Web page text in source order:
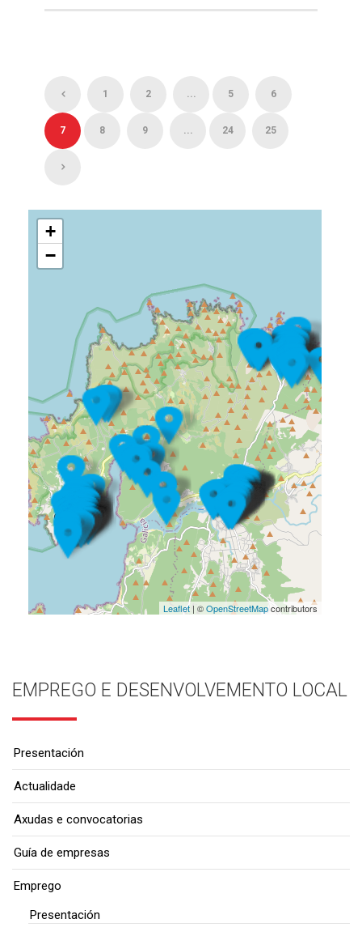
1 2 ... 5 6
7 8 9 ... 24 25
+
−
Leaflet| ©OpenStreetMapcontributors
EMPREGO E DESENVOLVEMENTO LOCAL
Presentación
Actualidade
Axudas e convocatorias
Guía de empresas
Emprego
Presentación